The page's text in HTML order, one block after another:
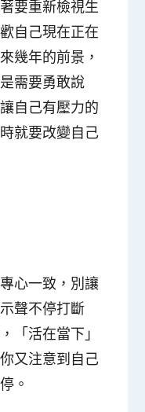
要重新檢視生
自己現在正在
幾年的前景，
需要勇敢說
自己有壓力的
就要改變自己
心一致， 別讓
聲不停打斷
「活在當下」
又注意到自己
。